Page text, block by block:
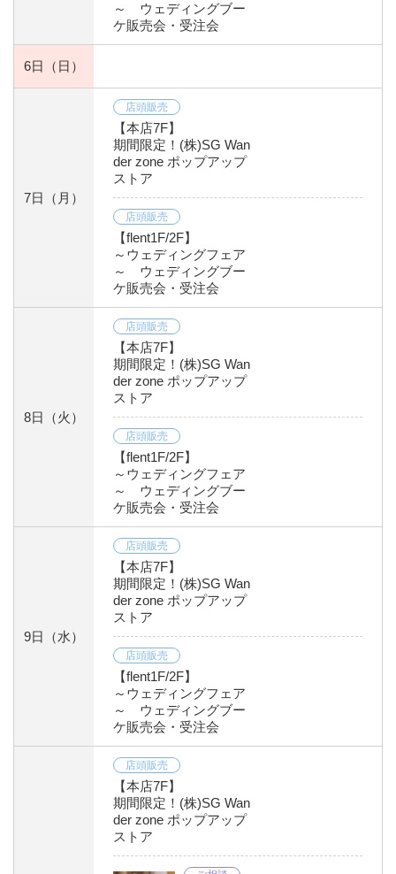
～ ウェディングブー
ケ販売会・受注会
6日 （日）
7日 （月）
店頭販売
【本店7F】
期間限定！(株)SG Wan
der zone ポップアップ
ストア
店頭販売
【flent1F/2F】
～ウェディングフェア
～ ウェディングブー
ケ販売会・受注会
8日 （火）
店頭販売
【本店7F】
期間限定！(株)SG Wan
der zone ポップアップ
ストア
店頭販売
【flent1F/2F】
～ウェディングフェア
～ ウェディングブー
ケ販売会・受注会
9日 （水）
店頭販売
【本店7F】
期間限定！(株)SG Wan
der zone ポップアップ
ストア
店頭販売
【flent1F/2F】
～ウェディングフェア
～ ウェディングブー
ケ販売会・受注会
店頭販売
【本店7F】
期間限定！(株)SG Wan
der zone ポップアップ
ストア